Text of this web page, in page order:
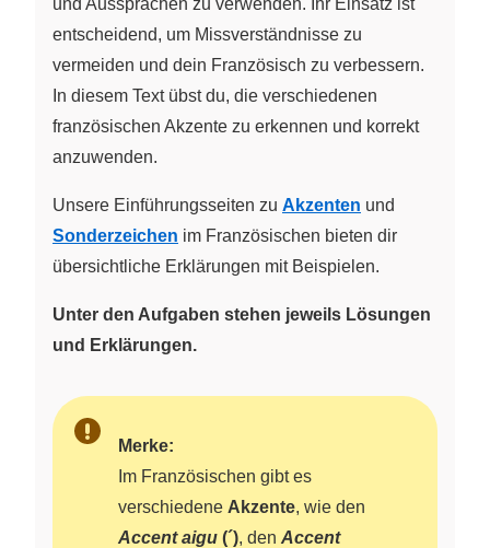
entscheidend, um Missverständnisse zu
vermeiden und dein Französisch zu verbessern.
In diesem Text übst du, die verschiedenen
französischen Akzente zu erkennen und korrekt
anzuwenden.
Unsere Einführungsseiten zu Akzenten und
Sonderzeichen im Französischen bieten dir
übersichtliche Erklärungen mit Beispielen.
Unter den Aufgaben stehen jeweils Lösungen
und Erklärungen.
Merke:
Im Französischen gibt es
verschiedene Akzente, wie den
Accent aigu (´), den Accent